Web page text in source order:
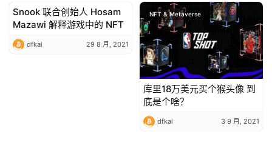
NFT & Metaverse
Snook 联合创始人 Hosam
Mazawi 解释游戏中的 NFT
dfkai 29 8 月, 2021
NFT & Metaverse
库里18万美元买个猴头像 到
底是个啥？
dfkai 3 9 月, 2021